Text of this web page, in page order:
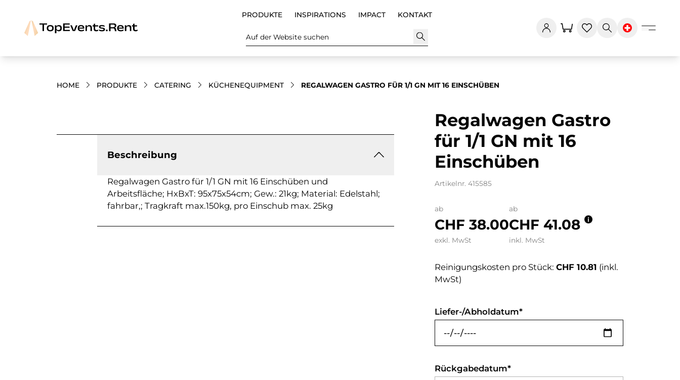
PRODUKTE INSPIRATIONS IMPACT KONTAKT
Auf der Website suchen
HOME PRODUKTE CATERING KÜCHENEQUIPMENT REGALWAGEN GASTRO FÜR 1/1 GN MIT 16 EINSCHÜBEN
Regalwagen Gastro
für 1/1 GN mit 16
Einschüben
Artikelnr. 415585
ab
CHF 38.00
exkl. MwSt
ab
CHF 41.08
inkl. MwSt
Reinigungskosten pro Stück: CHF 10.81 (inkl.
MwSt)
Liefer-/Abholdatum
Rückgabedatum
Beschreibung
Regalwagen Gastro für 1/1 GN mit 16 Einschüben und
Arbeitsfläche; HxBxT: 95x75x54cm; Gew.: 21kg; Material: Edelstahl;
fahrbar,; Tragkraft max.150kg, pro Einschub max. 25kg